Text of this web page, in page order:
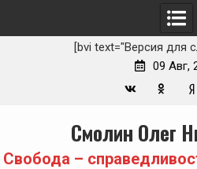
[bvi text="Версия для
09 Авг,
content
Смолин Олег
Свобода –